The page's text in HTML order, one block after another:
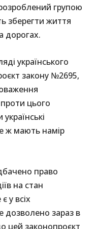
групою
зберегти життя
дорогах.
українського
закону №2695,
проти цього
ж мають намір
право
на стан
у всіх
дозволено зараз в
цей законопроєкт